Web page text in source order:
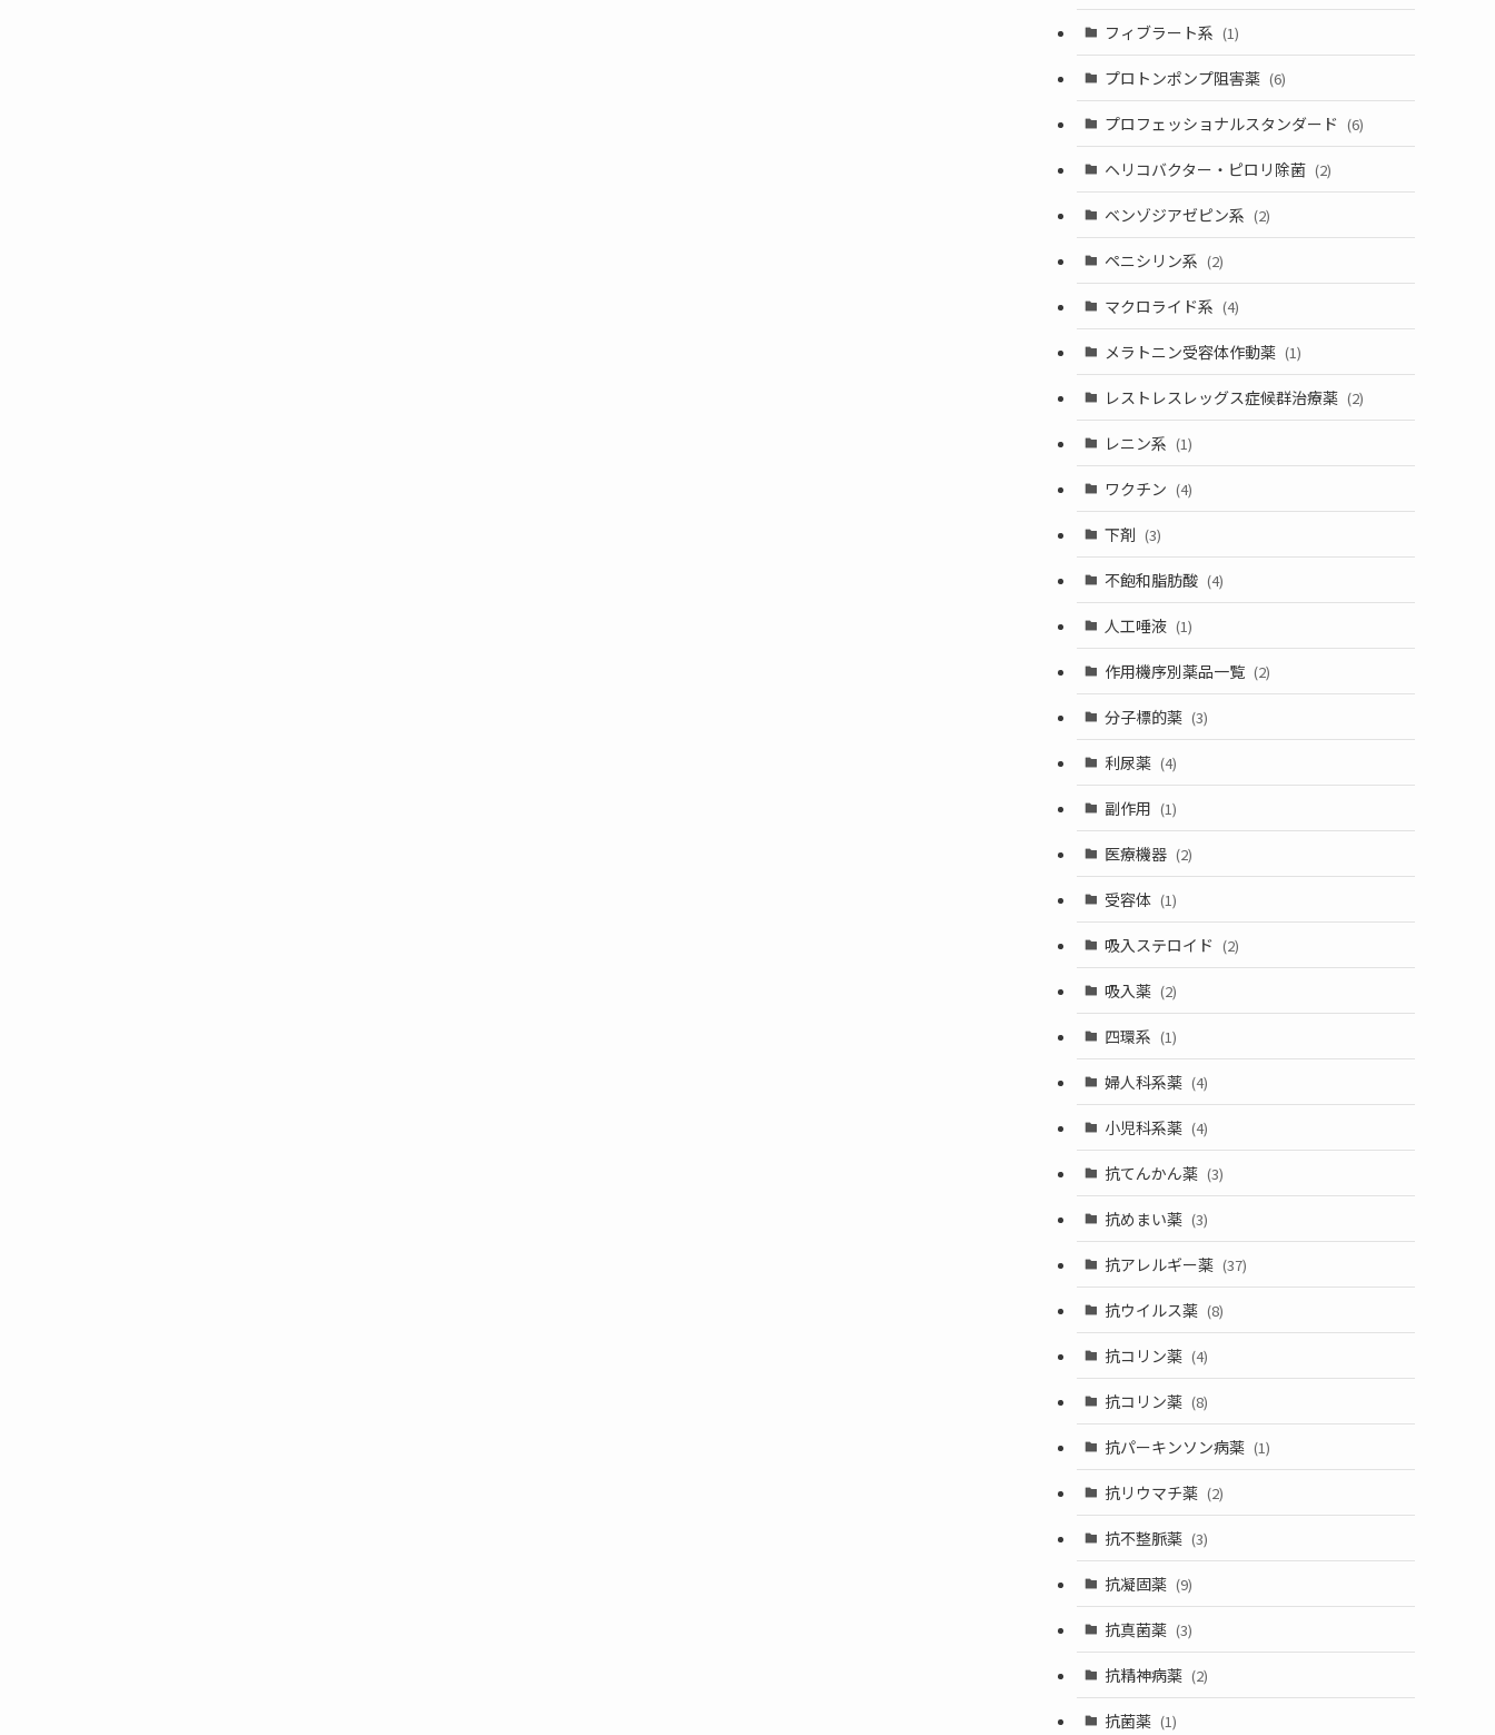
フィブラート系 (1)
プロトンポンプ阻害薬 (6)
プロフェッショナルスタンダード (6)
ヘリコバクター・ピロリ除菌 (2)
ベンゾジアゼピン系 (2)
ペニシリン系 (2)
マクロライド系 (4)
メラトニン受容体作動薬 (1)
レストレスレッグス症候群治療薬 (2)
レニン系 (1)
ワクチン (4)
下剤 (3)
不飽和脂肪酸 (4)
人工唾液 (1)
作用機序別薬品一覧 (2)
分子標的薬 (3)
利尿薬 (4)
副作用 (1)
医療機器 (2)
受容体 (1)
吸入ステロイド (2)
吸入薬 (2)
四環系 (1)
婦人科系薬 (4)
小児科系薬 (4)
抗てんかん薬 (3)
抗めまい薬 (3)
抗アレルギー薬 (37)
抗ウイルス薬 (8)
抗コリン薬 (4)
抗コリン薬 (8)
抗パーキンソン病薬 (1)
抗リウマチ薬 (2)
抗不整脈薬 (3)
抗凝固薬 (9)
抗真菌薬 (3)
抗精神病薬 (2)
抗菌薬 (1)